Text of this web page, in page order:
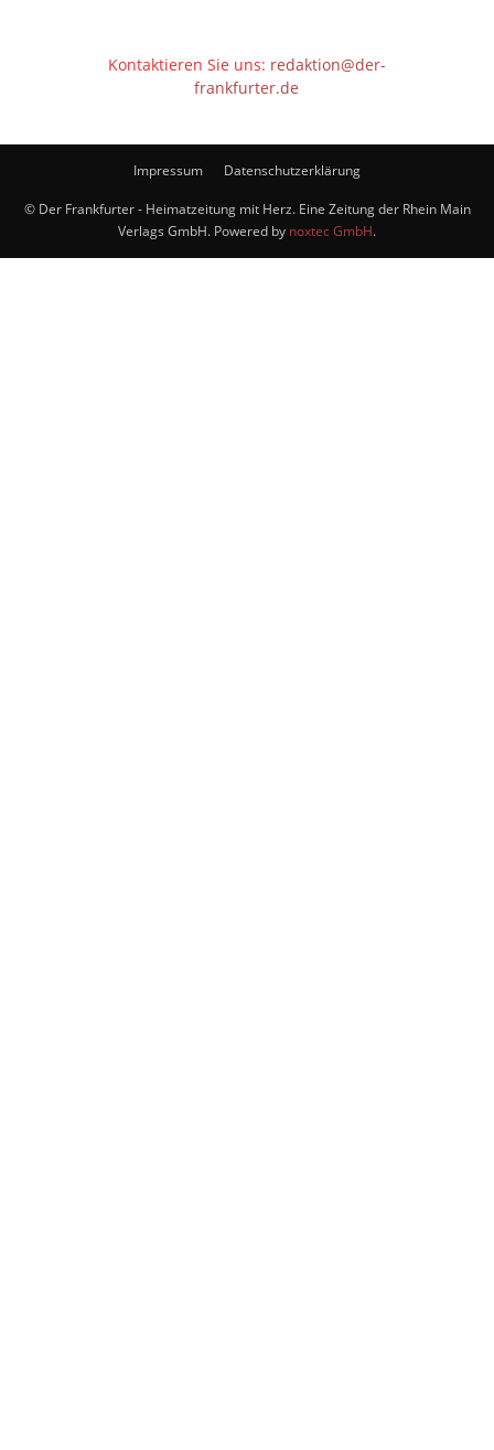
Kontaktieren Sie uns: redaktion@der-
frankfurter.de
Impressum Datenschutzerklärung
© Der Frankfurter - Heimatzeitung mit Herz. Eine Zeitung der Rhein Main
Verlags GmbH. Powered by noxtec GmbH.